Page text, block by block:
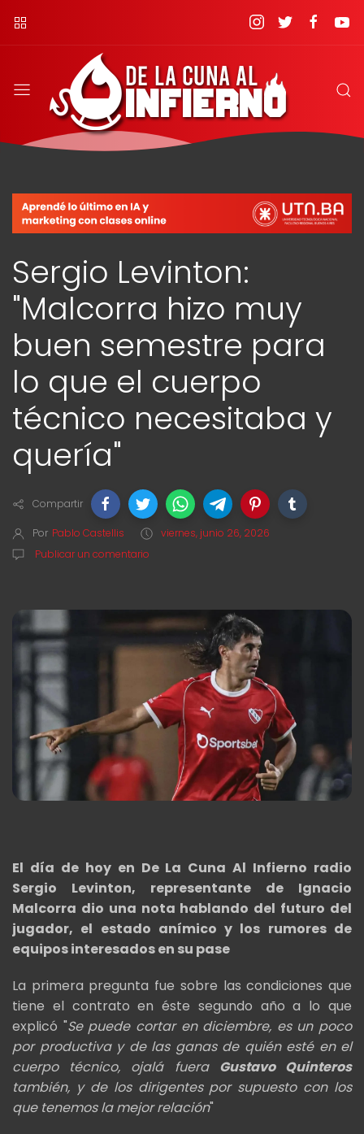
Sergio Levinton:
"Malcorra hizo muy
buen semestre para
lo que el cuerpo
técnico necesitaba y
quería"
Compartir
Por Pablo Castellis
viernes, junio 26, 2026
Publicar un comentario
El día de hoy en De La Cuna Al Infierno radio
Sergio Levinton, representante de Ignacio
Malcorra dio una nota hablando del futuro del
jugador, el estado anímico y los rumores de
equipos interesados en su pase
La primera pregunta fue sobre las condiciones que
tiene el contrato en éste segundo año a lo que
explicó "Se puede cortar en diciembre, es un poco
por productiva y de las ganas de quién esté en el
cuerpo técnico, ojalá fuera Gustavo Quinteros
también, y de los dirigentes por supuesto con los
que tenemos la mejor relación"